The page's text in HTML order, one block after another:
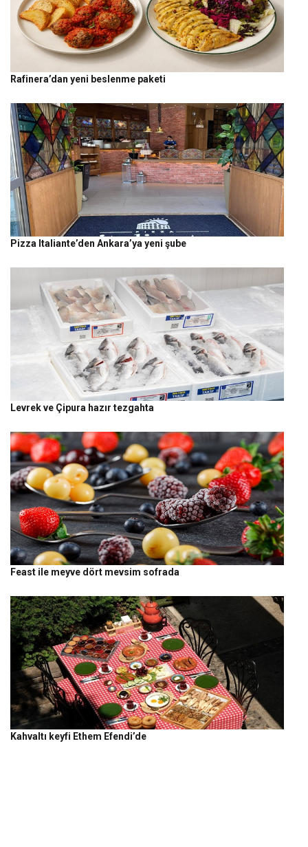
Rafinera’dan yeni beslenme paketi
Pizza Italiante’den Ankara’ya yeni şube
Levrek ve Çipura hazır tezgahta
Feast ile meyve dört mevsim sofrada
Kahvaltı keyfi Ethem Efendi’de